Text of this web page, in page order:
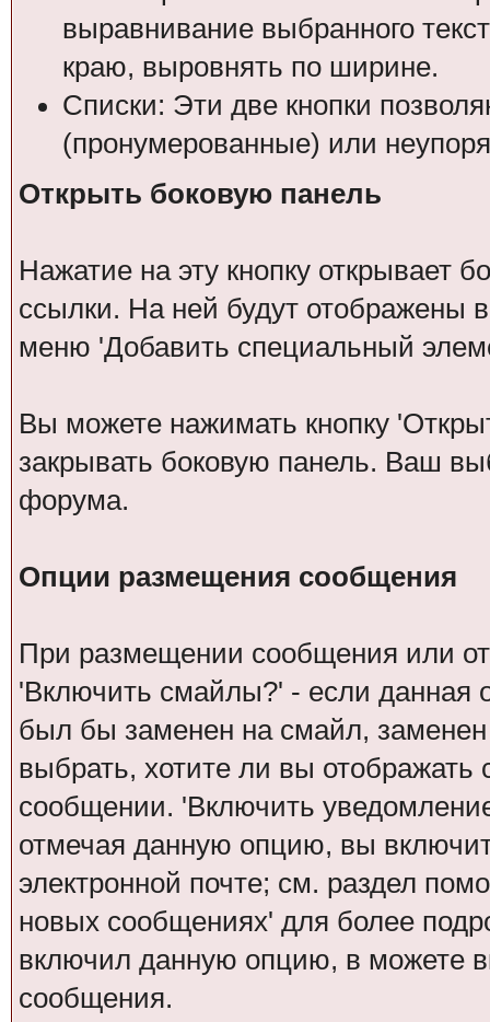
выравнивание выбранного
краю, выровнять по ширине.
Списки: Эти две кнопки
(пронумерованные) или
Открыть боковую панель
Нажатие на эту кнопку открывает
ссылки. На ней будут отображены
меню 'Добавить специальный
Вы можете нажимать кнопку
закрывать боковую панель. Ваш
форума.
Опции размещения сообщения
При размещении сообщения или
'Включить смайлы?' - если данная
был бы заменен на смайл, заменен
выбрать, хотите ли вы
сообщении. 'Включить
отмечая данную опцию, вы
электронной почте; см. раздел
новых сообщениях' для более
включил данную опцию, в можете
сообщения.